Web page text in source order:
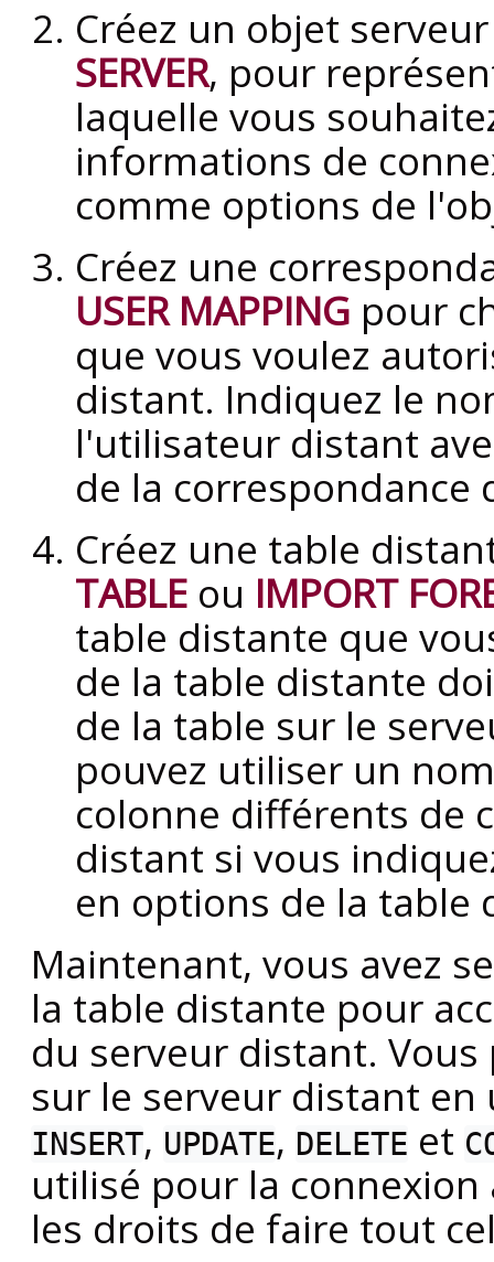
Créez un objet
SERVER, pour
laquelle vous
informations de
comme options de
Créez une
USER MAPPING pour
que vous voulez
distant. Indiquez le
l'utilisateur distant
de la correspondance
Créez une table
TABLE ou IMPORT
table distante que
de la table distante
de la table sur le
pouvez utiliser un
colonne différents de
distant si vous
en options de la table
Maintenant, vous avez
la table distante pour
du serveur distant.
sur le serveur distant
INSERT, UPDATE, DELETE et
utilisé pour la
les droits de faire tout